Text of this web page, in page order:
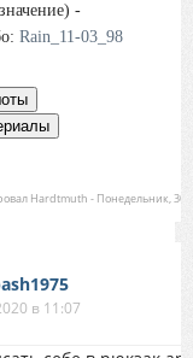
-
Rain_11-03_98
Hardtmuth - Понедельник,
в 11:07